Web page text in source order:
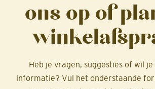
ons op of
Heb je vragen, suggesties of wil
informatie? Vul het onderstaande